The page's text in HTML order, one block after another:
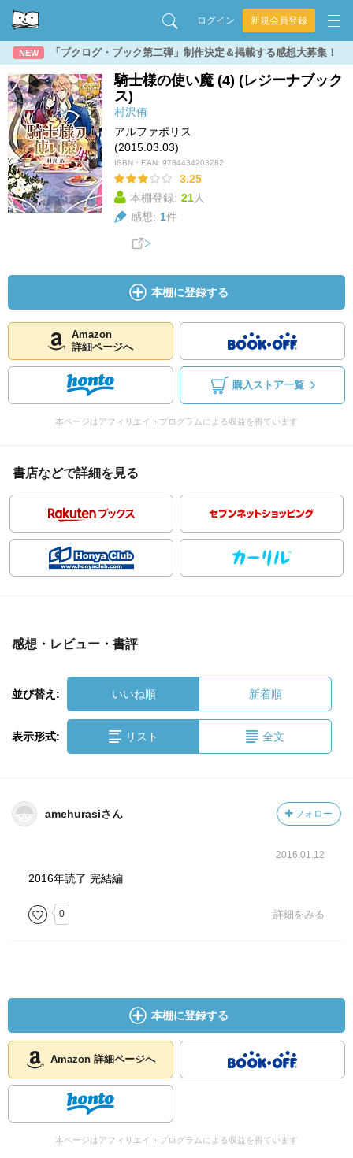
ログイン 新規会員登録
NEW 「ブクログ・ブック第二弾」制作決定＆掲載する感想大募集！
騎士様の使い魔 (4) (レジーナブック
ス)
村沢侑
アルファポリス
(2015.03.03)
ISBN・EAN: 9784434203282
3.25
本棚登録: 21人
感想: 1件
本棚に登録する
Amazon
詳細ページへ
購入ストア一覧
本ページはアフィリエイトプログラムによる収益を得ています
書店などで詳細を見る
感想・レビュー・書評
並び替え: いいね順 新着順
表示形式: リスト 全文
amehurasiさん フォロー
2016.01.12
2016年読了 完結編
0 詳細をみる
本棚に登録する
Amazon 詳細ページへ
本ページはアフィリエイトプログラムによる収益を得ています